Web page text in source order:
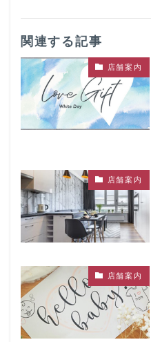
関連する記事
店舗案内
店舗案内
店舗案内